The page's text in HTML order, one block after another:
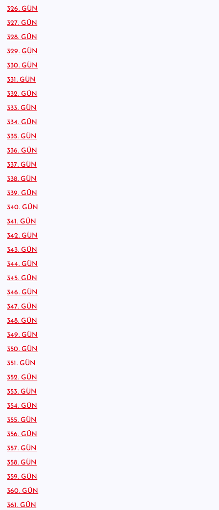
326. GÜN
327. GÜN
328. GÜN
329. GÜN
330. GÜN
331. GÜN
332. GÜN
333. GÜN
334. GÜN
335. GÜN
336. GÜN
337. GÜN
338. GÜN
339. GÜN
340. GÜN
341. GÜN
342. GÜN
343. GÜN
344. GÜN
345. GÜN
346. GÜN
347. GÜN
348. GÜN
349. GÜN
350. GÜN
351. GÜN
352. GÜN
353. GÜN
354. GÜN
355. GÜN
356. GÜN
357. GÜN
358. GÜN
359. GÜN
360. GÜN
361. GÜN